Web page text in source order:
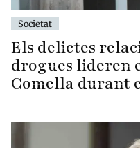
Societat
Els delictes
drogues lideren
Comella durant